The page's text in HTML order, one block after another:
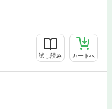
試し読み カートへ